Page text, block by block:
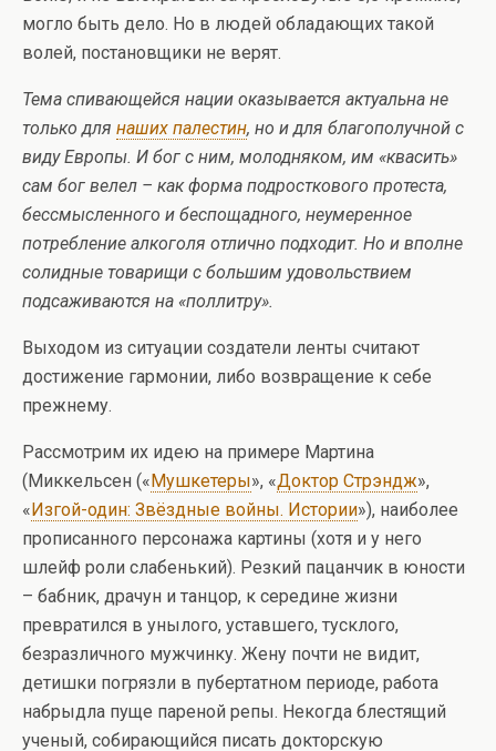
могло быть дело. Но в людей обладающих такой
волей, постановщики не верят.
Тема спивающейся нации оказывается актуальна не
только для наших палестин, но и для благополучной с
виду Европы. И бог с ним, молодняком, им «квасить»
сам бог велел – как форма подросткового протеста,
бессмысленного и беспощадного, неумеренное
потребление алкоголя отлично подходит. Но и вполне
солидные товарищи с большим удовольствием
подсаживаются на «поллитру».
Выходом из ситуации создатели ленты считают
достижение гармонии, либо возвращение к себе
прежнему.
Рассмотрим их идею на примере Мартина
(Миккельсен («Мушкетеры», «Доктор Стрэндж»,
«Изгой-один: Звёздные войны. Истории»), наиболее
прописанного персонажа картины (хотя и у него
шлейф роли слабенький). Резкий пацанчик в юности
– бабник, драчун и танцор, к середине жизни
превратился в унылого, уставшего, тусклого,
безразличного мужчинку. Жену почти не видит,
детишки погрязли в пубертатном периоде, работа
набрыдла пуще пареной репы. Некогда блестящий
ученый, собирающийся писать докторскую